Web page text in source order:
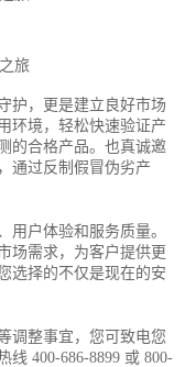
护，更是建立良好市场
环境，轻松快速验证产
的合格产品。也真诚邀
通过反制假冒伪劣产
用户体验和服务质量。
场需求，为客户提供更
选择的不仅是现在的安
调整事宜，您可致电您
400-686-8899 或 800-